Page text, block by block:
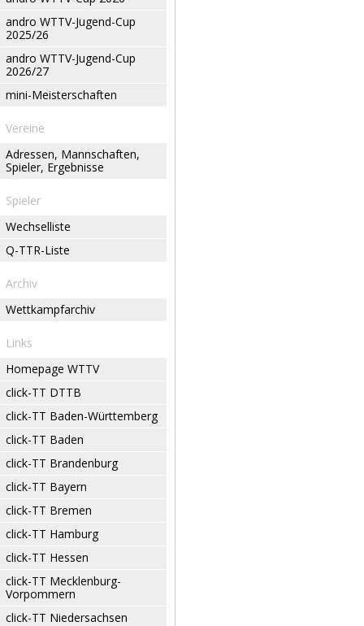
andro WTTV-Jugend-Cup
2025/26
andro WTTV-Jugend-Cup
2026/27
mini-Meisterschaften
Vereine
Adressen, Mannschaften,
Spieler, Ergebnisse
Spieler
Wechselliste
Q-TTR-Liste
Archiv
Wettkampfarchiv
Links
Homepage WTTV
click-TT DTTB
click-TT Baden-Württemberg
click-TT Baden
click-TT Brandenburg
click-TT Bayern
click-TT Bremen
click-TT Hamburg
click-TT Hessen
click-TT Mecklenburg-
Vorpommern
click-TT Niedersachsen